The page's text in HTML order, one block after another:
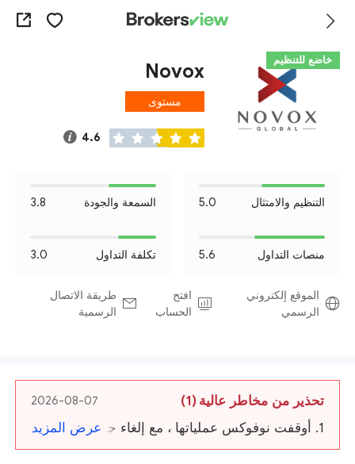
خاضع للتنظيم Novox
مستوى
4.6
التنظيم والامتثال 5.0 السمعة والجودة 3.8
منصات التداول 5.6 تكلفة التداول 3.0
الموقع إلكتروني
الرسمي
افتح
الحساب
طريقة الاتصال
الرسمية
تحذير من مخاطر عالية(1)
2026-08-07
1. أوقفت نوفوكس عملياتها ، مع إلغاء جميع تراخيصها. عرض المزيد